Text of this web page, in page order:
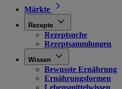
Märkte
Rezepte
Rezeptsuche
Rezeptsammlungen
Wissen
Bewusste Ernährung
Ernährungsformen
Lebensmittelwissen